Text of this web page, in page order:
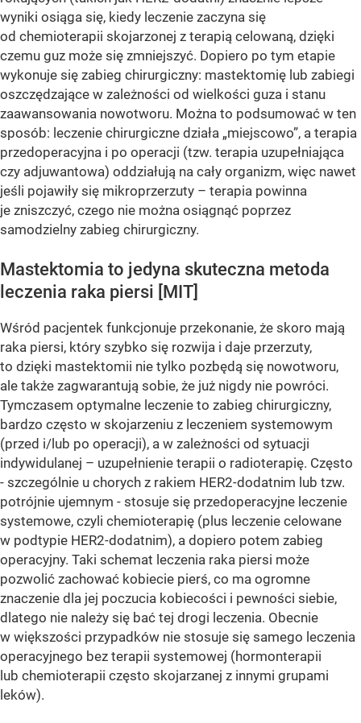
wyniki osiąga się, kiedy leczenie zaczyna się
od chemioterapii skojarzonej z terapią celowaną, dzięki
czemu guz może się zmniejszyć. Dopiero po tym etapie
wykonuje się zabieg chirurgiczny: mastektomię lub zabiegi
oszczędzające w zależności od wielkości guza i stanu
zaawansowania nowotworu. Można to podsumować w ten
sposób: leczenie chirurgiczne działa „miejscowo”, a terapia
przedoperacyjna i po operacji (tzw. terapia uzupełniająca
czy adjuwantowa) oddziałują na cały organizm, więc nawet
jeśli pojawiły się mikroprzerzuty – terapia powinna
je zniszczyć, czego nie można osiągnąć poprzez
samodzielny zabieg chirurgiczny.
Mastektomia to jedyna skuteczna metoda
leczenia raka piersi [MIT]
Wśród pacjentek funkcjonuje przekonanie, że skoro mają
raka piersi, który szybko się rozwija i daje przerzuty,
to dzięki mastektomii nie tylko pozbędą się nowotworu,
ale także zagwarantują sobie, że już nigdy nie powróci.
Tymczasem optymalne leczenie to zabieg chirurgiczny,
bardzo często w skojarzeniu z leczeniem systemowym
(przed i/lub po operacji), a w zależności od sytuacji
indywidulanej – uzupełnienie terapii o radioterapię. Często
- szczególnie u chorych z rakiem HER2-dodatnim lub tzw.
potrójnie ujemnym - stosuje się przedoperacyjne leczenie
systemowe, czyli chemioterapię (plus leczenie celowane
w podtypie HER2-dodatnim), a dopiero potem zabieg
operacyjny. Taki schemat leczenia raka piersi może
pozwolić zachować kobiecie pierś, co ma ogromne
znaczenie dla jej poczucia kobiecości i pewności siebie,
dlatego nie należy się bać tej drogi leczenia. Obecnie
w większości przypadków nie stosuje się samego leczenia
operacyjnego bez terapii systemowej (hormonterapii
lub chemioterapii często skojarzanej z innymi grupami
leków).